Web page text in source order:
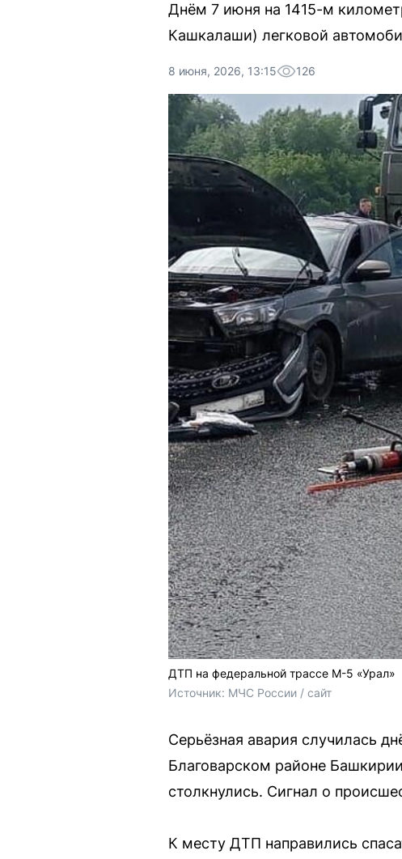
Днём 7 июня на 1415-м
Кашкалаши) легковой
8 июня, 2026, 13:15 126
ДТП на федеральной трассе М-5 «Урал»
Источник: МЧС России / сайт
Серьёзная авария случилась
Благоварском районе
столкнулись. Сигнал о
К месту ДТП направились